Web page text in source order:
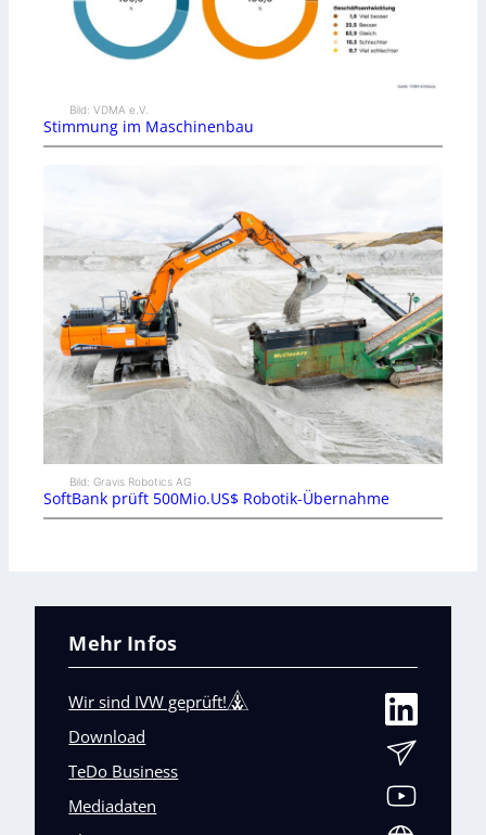
Bild: VDMA e.V.
Stimmung im Maschinenbau
Bild: Gravis Robotics AG
SoftBank prüft 500Mio.US$ Robotik-Übernahme
Mehr Infos
Wir sind IVW geprüft!
Download
TeDo Business
Mediadaten